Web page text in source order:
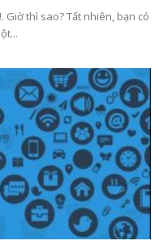
Giờ thì sao? Tất nhiên, bạn có